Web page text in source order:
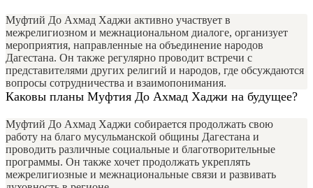
Муфтий До Ахмад Хаджи активно участвует в
межрелигиозном и межнациональном диалоге, организует
мероприятия, направленные на объединение народов
Дагестана. Он также регулярно проводит встречи с
представителями других религий и народов, где обсуждаются
вопросы сотрудничества и взаимопонимания.
Каковы планы Муфтия До Ахмад Хаджи на будущее?
Муфтий До Ахмад Хаджи собирается продолжать свою
работу на благо мусульманской общины Дагестана и
проводить различные социальные и благотворительные
программы. Он также хочет продолжать укреплять
межрелигиозные и межнациональные связи и развивать